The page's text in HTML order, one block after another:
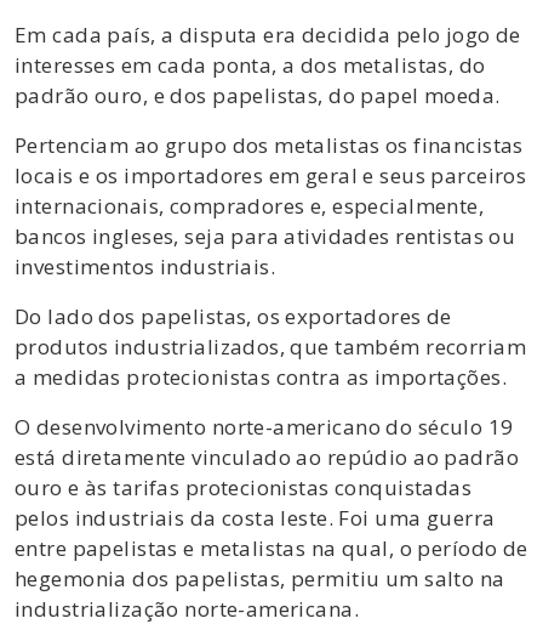
Em cada país, a disputa era decidida pelo jogo de
interesses em cada ponta, a dos metalistas, do
padrão ouro, e dos papelistas, do papel moeda.
Pertenciam ao grupo dos metalistas os financistas
locais e os importadores em geral e seus parceiros
internacionais, compradores e, especialmente,
bancos ingleses, seja para atividades rentistas ou
investimentos industriais.
Do lado dos papelistas, os exportadores de
produtos industrializados, que também recorriam
a medidas protecionistas contra as importações.
O desenvolvimento norte-americano do século 19
está diretamente vinculado ao repúdio ao padrão
ouro e às tarifas protecionistas conquistadas
pelos industriais da costa leste. Foi uma guerra
entre papelistas e metalistas na qual, o período de
hegemonia dos papelistas, permitiu um salto na
industrialização norte-americana.